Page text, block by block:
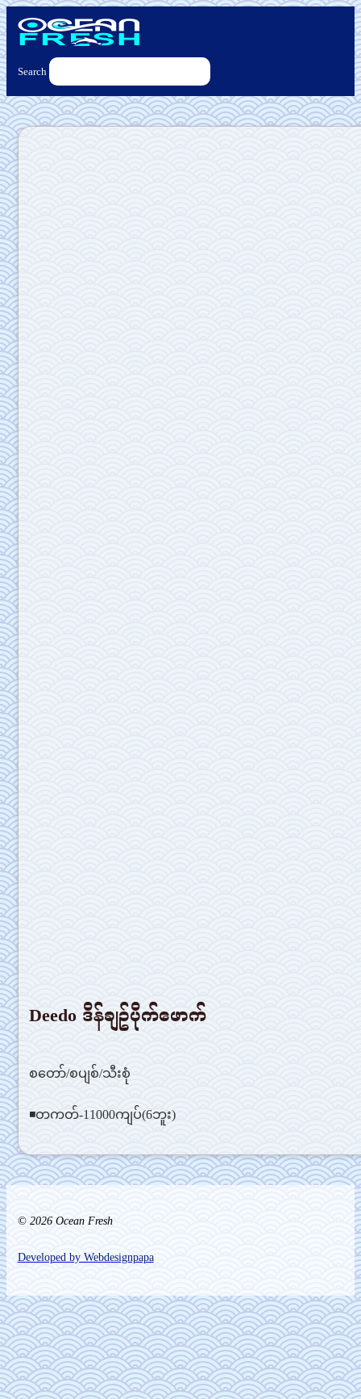
Search
Deedo ဒိန်ချဥ်ပိုက်ဖောက်
စတော်/စပျစ်/သီးစုံ
◾တကတ်-11000ကျပ်(6ဘူး)
© 2026 Ocean Fresh
Developed by Webdesignpapa